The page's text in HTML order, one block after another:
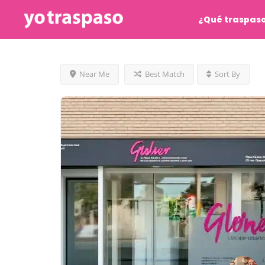
¿Qué
Near Me Best Match Sort By